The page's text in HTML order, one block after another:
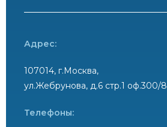
Адрес:
107014, г.Москва,
ул.Жебрунова, д.6 стр.1 оф.300/8
Телефоны: